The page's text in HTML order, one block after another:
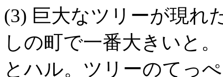
(3) 巨大なツリーが現れ
しの町で一番大きいと
とハル。ツリーのてっ